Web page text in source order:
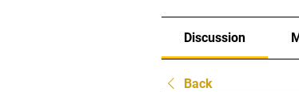
Discussion
Back